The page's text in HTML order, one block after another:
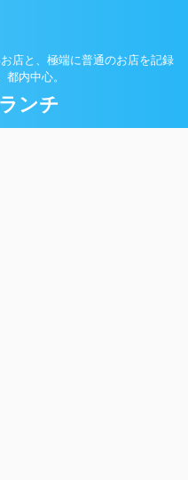
店と、極端に普通のお店を記録
内中心。
ンチ